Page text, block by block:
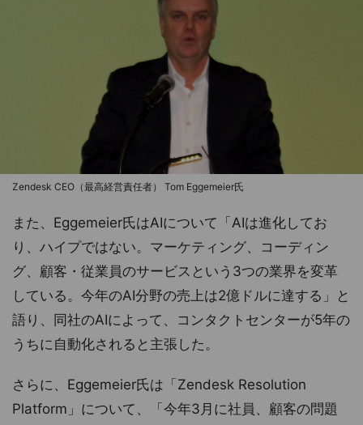
Zendesk CEO（最高経営責任者） Tom Eggemeier氏
また、Eggemeier氏はAIについて「AIは進化してお
り、ハイプではない。マーケティング、コーディン
グ、顧客・従業員のサービスという3つの業界を変革
している。今年のAI分野の売上は2億ドルに達する」と
語り、同社のAIによって、コンタクトセンターが5年の
うちに自動化されると主張した。
さらに、Eggemeier氏は「Zendesk Resolution
Platform」について、「今年3月に社員、顧客の問題